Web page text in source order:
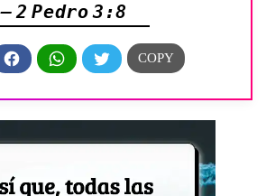
— 2 Pedro 3:8